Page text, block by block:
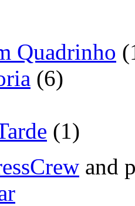
Quadrinho
(6)
(1)
and